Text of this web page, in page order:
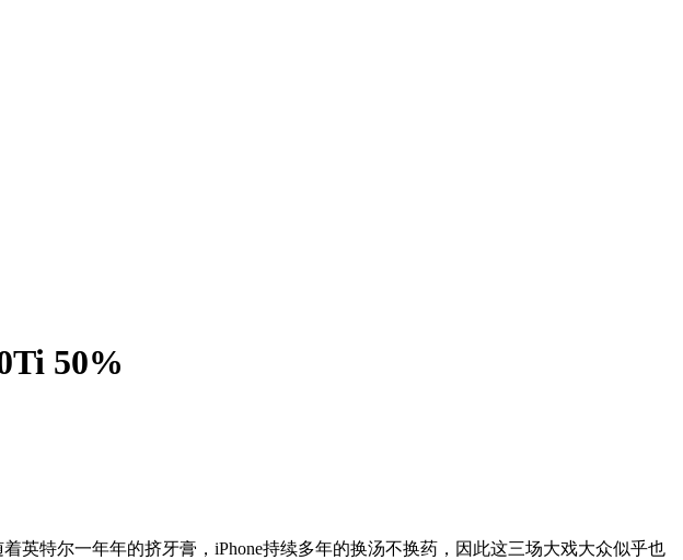
50%
特尔一年年的挤牙膏，iPhone持续多年的换汤不换药，因此这三场大戏大众似乎也